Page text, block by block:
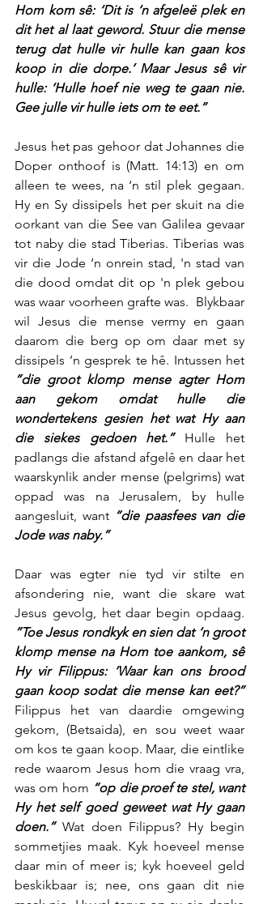
Hom kom sê: ‘Dit is ‘n afgeleë plek en
dit het al laat geword. Stuur die mense
terug dat hulle vir hulle kan gaan kos
koop in die dorpe.’ Maar Jesus sê vir
hulle: ‘Hulle hoef nie weg te gaan nie.
Gee julle vir hulle iets om te eet.”
Jesus het pas gehoor dat Johannes die
Doper onthoof is (Matt. 14:13) en om
alleen te wees, na ‘n stil plek gegaan.
Hy en Sy dissipels het per skuit na die
oorkant van die See van Galilea gevaar
tot naby die stad Tiberias. Tiberias was
vir die Jode ‘n onrein stad, 'n stad van
die dood omdat dit op 'n plek gebou
was waar voorheen grafte was.  Blykbaar
wil Jesus die mense vermy en gaan
daarom die berg op om daar met sy
”die groot klomp mense agter Hom
aan gekom omdat hulle die
wondertekens gesien het wat Hy aan
die siekes gedoen het.” Hulle het
padlangs die afstand afgelê en daar het
waarskynlik ander mense (pelgrims) wat
oppad was na Jerusalem, by hulle
aangesluit, want “die paasfees van die
Jode was naby.”
Daar was egter nie tyd vir stilte en
afsondering nie, want die skare wat
”Toe Jesus rondkyk en sien dat ‘n groot
klomp mense na Hom toe aankom, sê
Hy vir Filippus: ‘Waar kan ons brood
gaan koop sodat die mense kan eet?”
Filippus het van daardie omgewing
gekom, (Betsaida), en sou weet waar
om kos te gaan koop. Maar, die eintlike
rede waarom Jesus hom die vraag vra,
was om hom “op die proef te stel, want
Hy het self goed geweet wat Hy gaan
doen.” Wat doen Filippus? Hy begin
sommetjies maak. Kyk hoeveel mense
daar min of meer is; kyk hoeveel geld
beskikbaar is; nee, ons gaan dit nie